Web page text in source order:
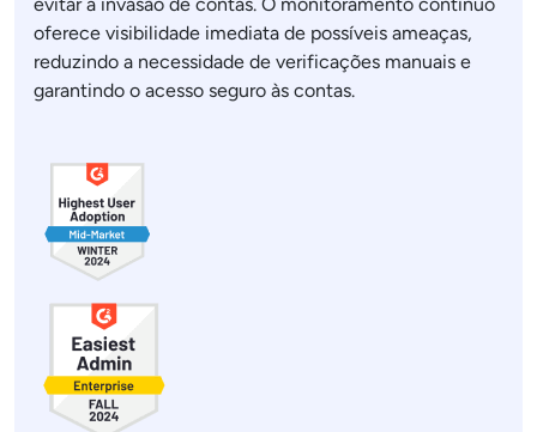
oferece visibilidade imediata de possíveis ameaças,
reduzindo a necessidade de verificações manuais e
garantindo o acesso seguro às contas.